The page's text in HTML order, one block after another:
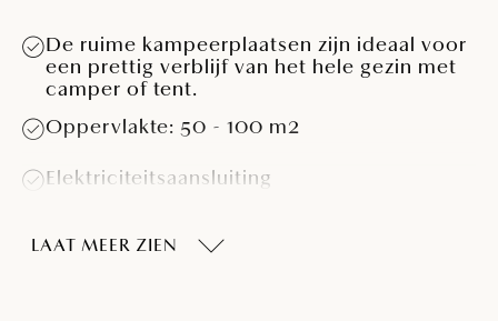
De ruime kampeerplaatsen zijn ideaal voor
een prettig verblijf van het hele gezin met
camper of tent.
Oppervlakte: 50 - 100 m2
Elektriciteitsaansluiting
LAAT MEER ZIEN